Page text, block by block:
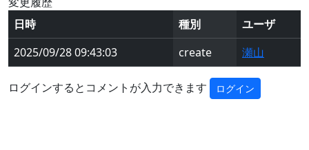
日時
種別
ユーザ
2025/09/28 09:43:03
create 瀬山
ログインするとコメントが入力できます ログイン